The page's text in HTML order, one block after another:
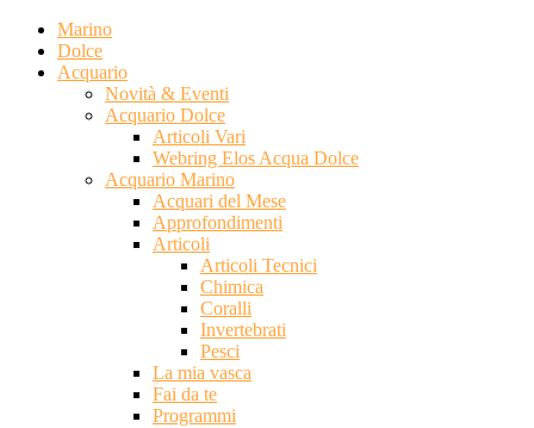
Marino
Dolce
Acquario
Novità & Eventi
Acquario Dolce
Articoli Vari
Webring Elos Acqua Dolce
Acquario Marino
Acquari del Mese
Approfondimenti
Articoli
Articoli Tecnici
Chimica
Coralli
Invertebrati
Pesci
La mia vasca
Fai da te
Programmi